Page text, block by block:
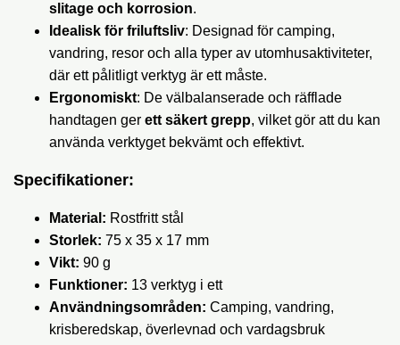
slitage och korrosion.
Idealisk för friluftsliv: Designad för camping,
vandring, resor och alla typer av utomhusaktiviteter,
där ett pålitligt verktyg är ett måste.
Ergonomiskt: De välbalanserade och räfflade
handtagen ger ett säkert grepp, vilket gör att du kan
använda verktyget bekvämt och effektivt.
Specifikationer:
Material: Rostfritt stål
Storlek: 75 x 35 x 17 mm
Vikt: 90 g
Funktioner: 13 verktyg i ett
Användningsområden: Camping, vandring,
krisberedskap, överlevnad och vardagsbruk